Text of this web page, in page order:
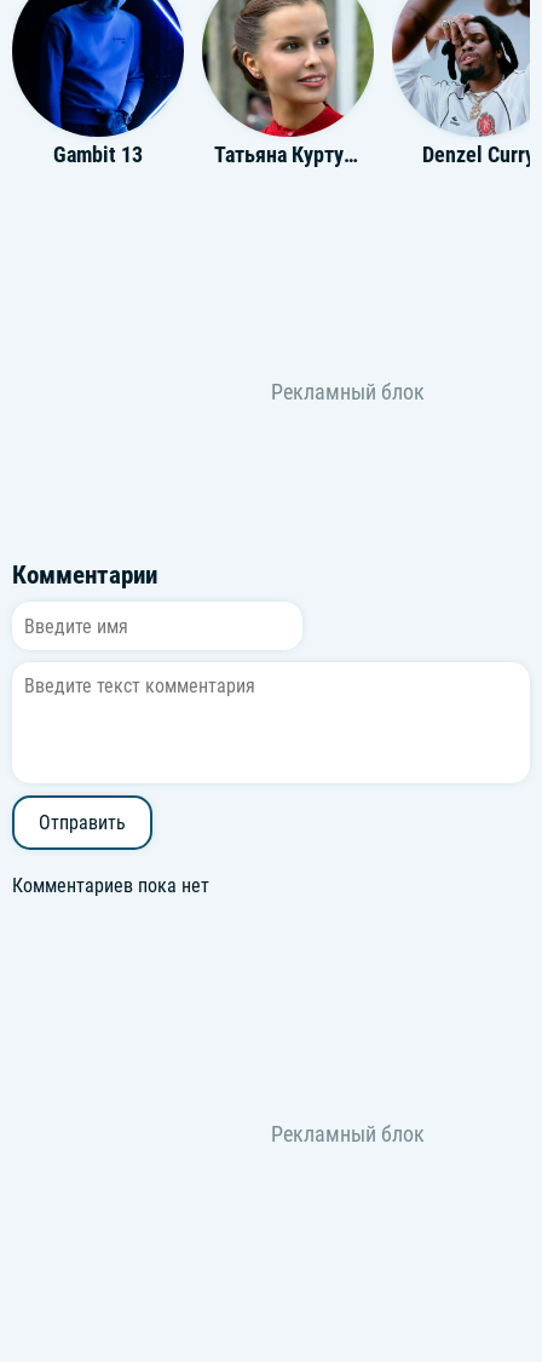
Gambit 13 Татьяна Куртукова Denzel Curry
Комментарии
Отправить
Комментариев пока нет